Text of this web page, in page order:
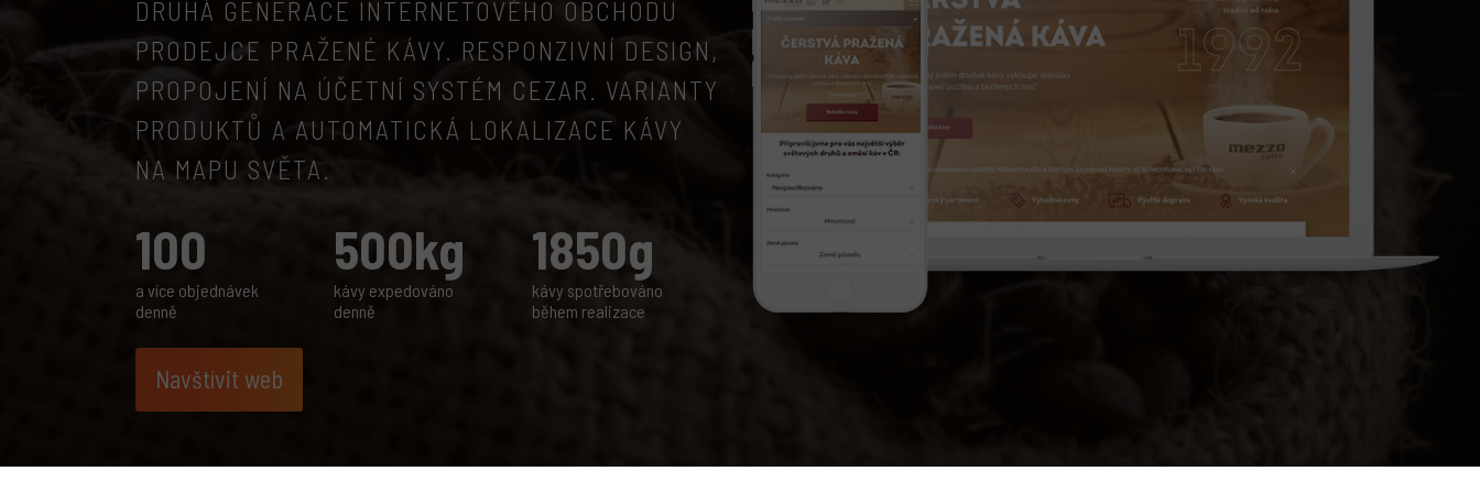
DRUHÁ GENERACE INTERNETOVÉHO OBCHODU
PRODEJCE PRAŽENÉ KÁVY. RESPONZIVNÍ DESIGN,
PROPOJENÍ NA ÚČETNÍ SYSTÉM CEZAR. VARIANTY
PRODUKTŮ A AUTOMATICKÁ LOKALIZACE KÁVY
NA MAPU SVĚTA.
100
a více objednávek
denně
500kg
kávy expedováno
denně
1850g
kávy spotřebováno
během realizace
Navštívit web